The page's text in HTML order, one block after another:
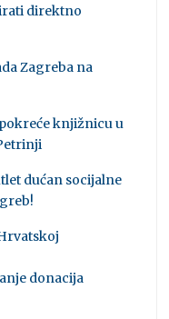
direktno
Zagreba na
knjižnicu u
dućan socijalne
donacija